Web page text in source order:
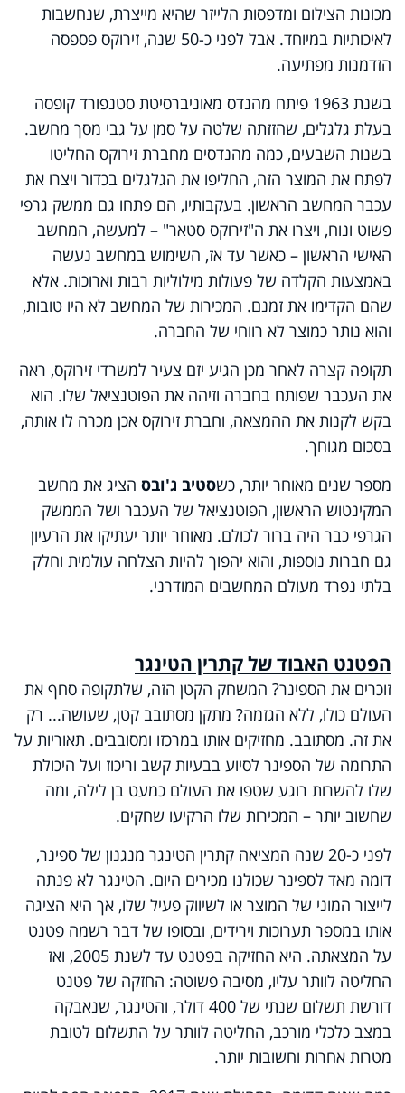
מכונות הצילום ומדפסות הלייזר שהיא מייצרת, שנחשבות
לאיכותיות במיוחד. אבל לפני כ-50 שנה, זירוקס פספסה
הזדמנות מפתיעה.
בשנת 1963 פיתח מהנדס מאוניברסיטת סטנפורד קופסה
בעלת גלגלים, שהזזתה שלטה על סמן על גבי מסך מחשב.
בשנות השבעים, כמה מהנדסים מחברת זירוקס החליטו
לפתח את המוצר הזה, החליפו את הגלגלים בכדור ויצרו את
עכבר המחשב הראשון. בעקבותיו, הם פתחו גם ממשק גרפי
פשוט ונוח, ויצרו את ה"זירוקס סטאר" – למעשה, המחשב
האישי הראשון – כאשר עד אז, השימוש במחשב נעשה
באמצעות הקלדה של פעולות מילוליות רבות וארוכות. אלא
שהם הקדימו את זמנם. המכירות של המחשב לא היו טובות,
והוא נותר כמוצר לא רווחי של החברה.
תקופה קצרה לאחר מכן הגיע יזם צעיר למשרדי זירוקס, ראה
את העכבר שפותח בחברה וזיהה את הפוטנציאל שלו. הוא
בקש לקנות את ההמצאה, וחברת זירוקס אכן מכרה לו אותה,
בסכום מגוחך.
מספר שנים מאוחר יותר, כשסטיב ג'ובס הציג את מחשב
המקינטוש הראשון, הפוטנציאל של העכבר ושל הממשק
הגרפי כבר היה ברור לכולם. מאוחר יותר יעתיקו את הרעיון
גם חברות נוספות, והוא יהפוך להיות הצלחה עולמית וחלק
בלתי נפרד מעולם המחשבים המודרני.
הפטנט האבוד של קתרין הטינגר
זוכרים את הספינר? המשחק הקטן הזה, שלתקופה סחף את
העולם כולו, ללא הגזמה? מתקן מסתובב קטן, שעושה... רק
את זה. מסתובב. מחזיקים אותו במרכזו ומסובבים. תאוריות על
התרומה של הספינר לסיוע בבעיות קשב וריכוז ועל היכולת
שלו להשרות רוגע שטפו את העולם כמעט בן לילה, ומה
שחשוב יותר – המכירות שלו הרקיעו שחקים.
לפני כ-20 שנה המציאה קתרין הטינגר מנגנון של ספינר,
דומה מאד לספינר שכולנו מכירים היום. הטינגר לא פנתה
לייצור המוני של המוצר או לשיווק פעיל שלו, אך היא הציגה
אותו במספר תערוכות וירידים, ובסופו של דבר רשמה פטנט
על המצאתה. היא החזיקה בפטנט עד לשנת 2005, ואז
החליטה לוותר עליו, מסיבה פשוטה: החזקה של פטנט
דורשת תשלום שנתי של 400 דולר, והטינגר, שנאבקה
במצב כלכלי מורכב, החליטה לוותר על התשלום לטובת
מטרות אחרות וחשובות יותר.